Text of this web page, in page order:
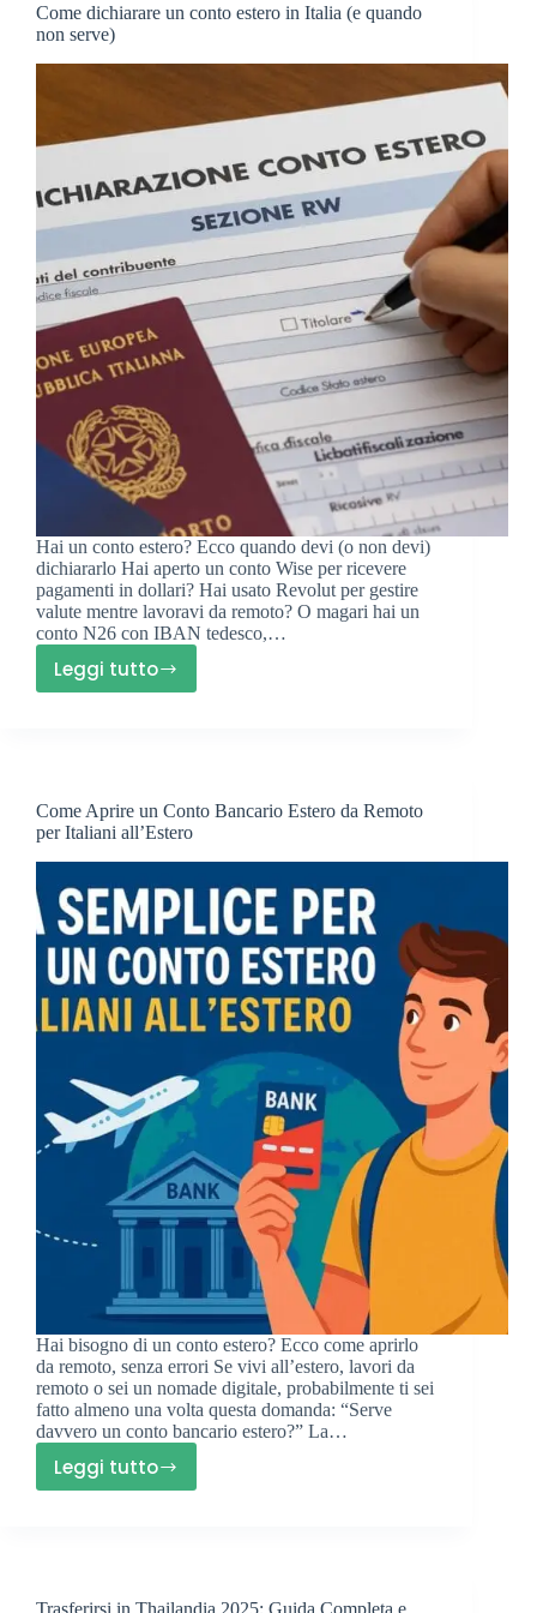
Come dichiarare un conto estero in Italia (e quando
non serve)
Hai un conto estero? Ecco quando devi (o non devi)
dichiararlo Hai aperto un conto Wise per ricevere
pagamenti in dollari? Hai usato Revolut per gestire
valute mentre lavoravi da remoto? O magari hai un
conto N26 con IBAN tedesco,…
Leggi tutto
Come
in
Italia
quando
non
serve)
Come Aprire un Conto Bancario Estero da Remoto
per Italiani all’Estero
Hai bisogno di un conto estero? Ecco come aprirlo
da remoto, senza errori Se vivi all’estero, lavori da
remoto o sei un nomade digitale, probabilmente ti sei
fatto almeno una volta questa domanda: “Serve
davvero un conto bancario estero?” La…
Leggi tutto
Come
Trasferirsi in Thailandia 2025: Guida Completa e